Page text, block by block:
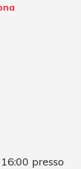
presso